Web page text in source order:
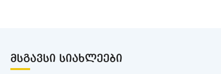
ᲛᲡᲒᲐᲕᲡᲘ ᲡᲘᲐᲮᲚᲔᲔᲑᲘ